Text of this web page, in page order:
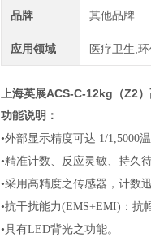
品牌 其他品牌
应用领域 医疗卫生,
上海英展ACS-C-12kg（Z2
功能说明：
•外部显示精度可达 1/1,5000
•精准计数、反应灵敏、持久
•采用高精度之传感器，计数
•抗干扰能力(EMS+EMI)：抗
•具有LED背光之功能。